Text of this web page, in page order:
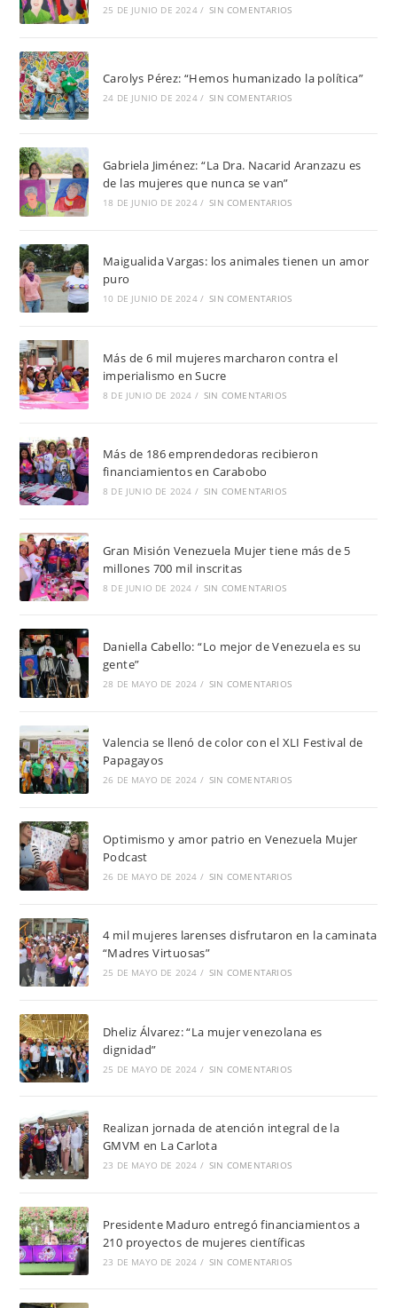
25 DE JUNIO DE 2024 / SIN COMENTARIOS
Carolys Pérez: “Hemos humanizado la política”
24 DE JUNIO DE 2024 / SIN COMENTARIOS
Gabriela Jiménez: “La Dra. Nacarid Aranzazu es
de las mujeres que nunca se van”
18 DE JUNIO DE 2024 / SIN COMENTARIOS
Maigualida Vargas: los animales tienen un amor
puro
10 DE JUNIO DE 2024 / SIN COMENTARIOS
Más de 6 mil mujeres marcharon contra el
imperialismo en Sucre
8 DE JUNIO DE 2024 / SIN COMENTARIOS
Más de 186 emprendedoras recibieron
financiamientos en Carabobo
8 DE JUNIO DE 2024 / SIN COMENTARIOS
Gran Misión Venezuela Mujer tiene más de 5
millones 700 mil inscritas
8 DE JUNIO DE 2024 / SIN COMENTARIOS
Daniella Cabello: “Lo mejor de Venezuela es su
gente”
28 DE MAYO DE 2024 / SIN COMENTARIOS
Valencia se llenó de color con el XLI Festival de
Papagayos
26 DE MAYO DE 2024 / SIN COMENTARIOS
Optimismo y amor patrio en Venezuela Mujer
Podcast
26 DE MAYO DE 2024 / SIN COMENTARIOS
4 mil mujeres larenses disfrutaron en la caminata
“Madres Virtuosas”
25 DE MAYO DE 2024 / SIN COMENTARIOS
Dheliz Álvarez: “La mujer venezolana es
dignidad”
25 DE MAYO DE 2024 / SIN COMENTARIOS
Realizan jornada de atención integral de la
GMVM en La Carlota
23 DE MAYO DE 2024 / SIN COMENTARIOS
Presidente Maduro entregó financiamientos a
210 proyectos de mujeres científicas
23 DE MAYO DE 2024 / SIN COMENTARIOS